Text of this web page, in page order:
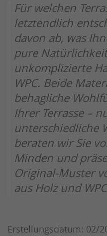
Für welchen
letztendlich
davon ab, was
pure
unkomplizierte
WPC. Beide
behagliche
Ihrer Terrasse –
unterschiedliche
beraten wir Sie
Minden und
Original-Muster
aus Holz und
Erstellungsdatum: 02/